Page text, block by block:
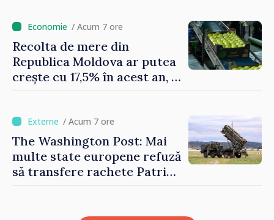
/ Acum 7 ore
Recolta de mere din
Republica Moldova ar putea
crește cu 17,5% în acest an, în
/ Acum 7 ore
The Washington Post: Mai
multe state europene refuză
să transfere rachete Patriot